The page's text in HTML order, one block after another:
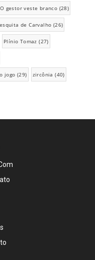
O gestor veste branco (28)
de Carvalho (26)
Plínio Tomaz (27)
jogo (29) zircônia (40)